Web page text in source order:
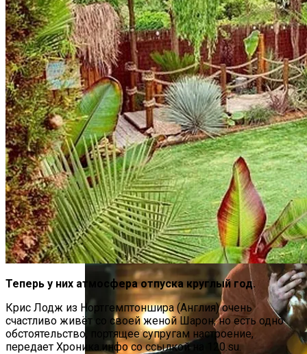
В Египте Госпитализировали 5-
Летнюю Украинку С Признаками
Изнасилования: Мать Отрицает
Насилие
Тёмная Сторона Детских Шоу: Куда
Пропал Скандальный Создатель
Никелодеона
Теперь у них атмосфера отпуска круглый год.
Крис Лодж из Нортгемптоншира (Англия) очень
счастливо живёт со своей женой Шарон, но есть одно
обстоятельство, портящее супругам настроение,
передает Хроника.инфо со ссылкой на 120.su.